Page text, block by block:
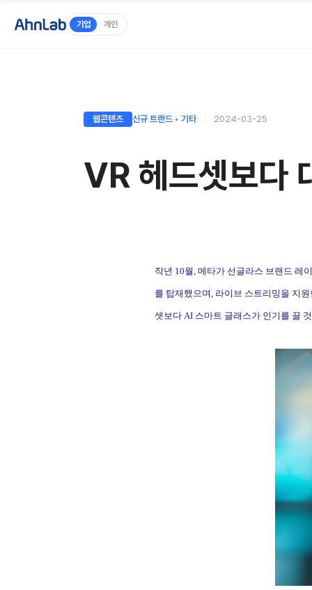
기업 개인
웹콘텐츠 신규 트랜드 ◦ 기타 2024-03-25
VR 헤드셋보다
작년 10월, 메타가 선글라스 브랜드 레
를 탑재했으며, 라이브 스트리밍을 지원
셋보다 AI 스마트 글래스가 인기를 끌